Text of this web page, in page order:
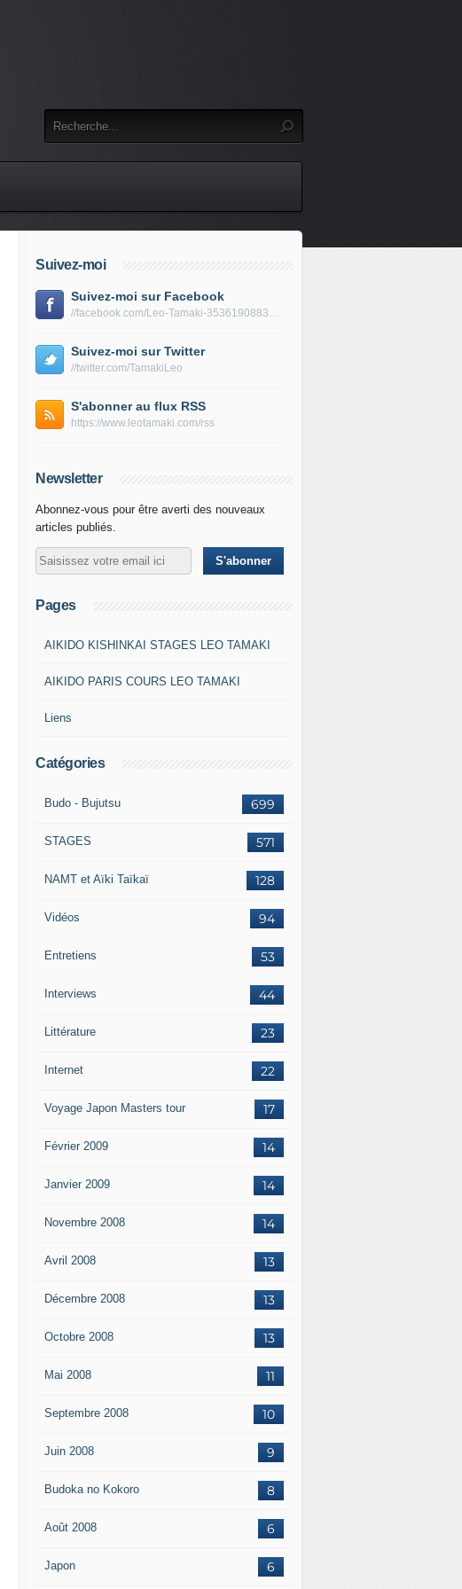
Suivez-moi
Suivez-moi sur Facebook
//facebook.com/Leo-Tamaki-353619088319688/
Suivez-moi sur Twitter
//twitter.com/TamakiLeo
S'abonner au flux RSS
https://www.leotamaki.com/rss
Newsletter
Abonnez-vous pour être averti des nouveaux
articles publiés.
Pages
AIKIDO KISHINKAI STAGES LEO TAMAKI
AIKIDO PARIS COURS LEO TAMAKI
Liens
Catégories
699
Budo - Bujutsu
571
STAGES
128
NAMT et Aïki Taïkaï
94
Vidéos
53
Entretiens
44
Interviews
23
Littérature
22
Internet
17
Voyage Japon Masters tour
14
Février 2009
14
Janvier 2009
14
Novembre 2008
13
Avril 2008
13
Décembre 2008
13
Octobre 2008
11
Mai 2008
10
Septembre 2008
9
Juin 2008
8
Budoka no Kokoro
6
Août 2008
6
Japon